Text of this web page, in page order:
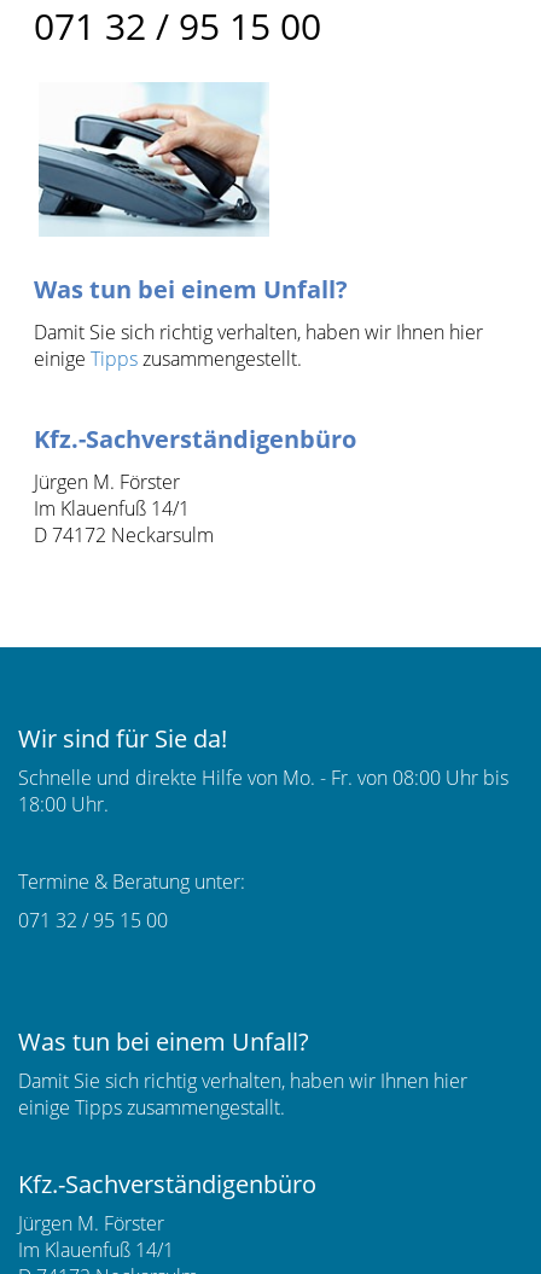
071 32 / 95 15 00
Was tun bei einem Unfall?
Damit Sie sich richtig verhalten, haben wir Ihnen hier
einige Tippszusammengestellt.
Kfz.-Sachverständigenbüro
Jürgen M. Förster
Im Klauenfuß 14/1
D 74172 Neckarsulm
Wir sind für Sie da!
Schnelle und direkte Hilfe von Mo. - Fr. von 08:00 Uhr bis
18:00 Uhr.
Termine & Beratung unter:
071 32 / 95 15 00
Was tun bei einem Unfall?
Damit Sie sich richtig verhalten, haben wir Ihnen hier
einige Tippszusammengestallt.
Kfz.-Sachverständigenbüro
Jürgen M. Förster
Im Klauenfuß 14/1